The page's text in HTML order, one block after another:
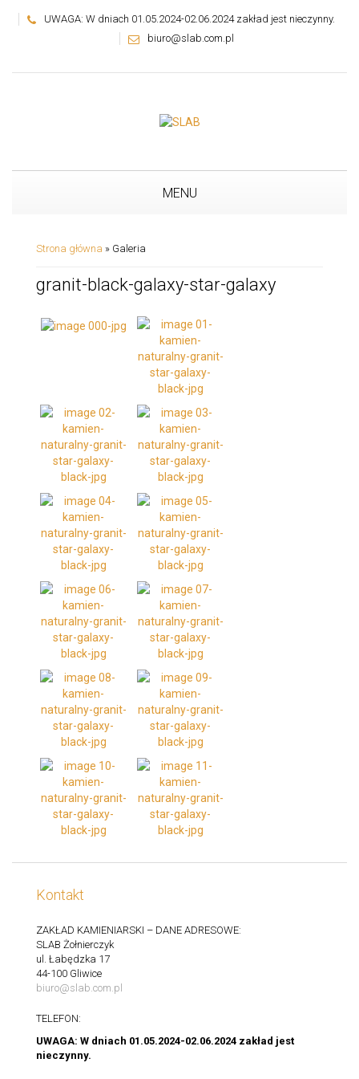
UWAGA: W dniach 01.05.2024-02.06.2024 zakład jest nieczynny.
biuro@slab.com.pl
MENU
Strona główna » Galeria
granit-black-galaxy-star-galaxy
Kontakt
ZAKŁAD KAMIENIARSKI – DANE ADRESOWE:
SLAB Żołnierczyk
ul. Łabędzka 17
44-100 Gliwice
biuro@slab.com.pl
TELEFON:
UWAGA: W dniach 01.05.2024-02.06.2024 zakład jest
nieczynny.